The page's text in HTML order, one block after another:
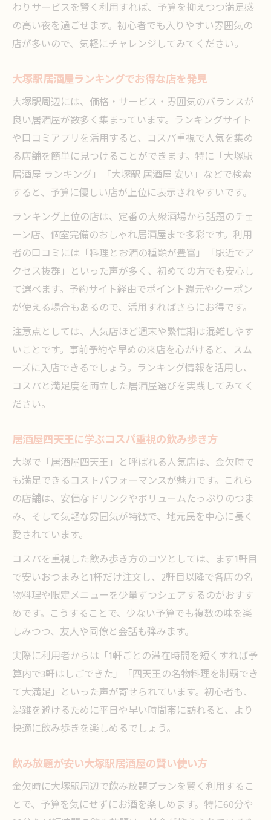
居酒屋チェーンのリアルな口コミ徹底検証
喫煙可居酒屋の評判を口コミからチェック
おしゃれ居酒屋の口コミで見逃せないポイ
ランキング常連の居酒屋を口コミで見極め
る
一人飲みにも嬉しい大塚駅居酒屋の魅力を探る
金欠でも一人で楽しめる居酒屋選び方
居酒屋個室で一人飲みを満喫するコツ
ランキング上位の居酒屋で一人飲み体験
安い居酒屋で一人飲みコスパを最重視
賢く楽しむ金欠時の居酒屋体験まとめ
大塚駅居酒屋で実践した節約飲みまとめ
金欠でも満足できる居酒屋の選び方総括
ランキングや口コミから学ぶ賢い飲み歩き
チェーン居酒屋の活用法とその魅力まとめ
個室居酒屋を上手に利用するための工夫
わりサービスを賢く利用すれば、予算を抑えつつ満足感
の高い夜を過ごせます。初心者でも入りやすい雰囲気の
店が多いので、気軽にチャレンジしてみてください。
大塚駅居酒屋ランキングでお得な店を発見
大塚駅周辺には、価格・サービス・雰囲気のバランスが
良い居酒屋が数多く集まっています。ランキングサイト
や口コミアプリを活用すると、コスパ重視で人気を集め
る店舗を簡単に見つけることができます。特に「大塚駅
居酒屋 ランキング」「大塚駅 居酒屋 安い」などで検索
すると、予算に優しい店が上位に表示されやすいです。
ランキング上位の店は、定番の大衆酒場から話題のチェ
ーン店、個室完備のおしゃれ居酒屋まで多彩です。利用
者の口コミには「料理とお酒の種類が豊富」「駅近でア
クセス抜群」といった声が多く、初めての方でも安心し
て選べます。予約サイト経由でポイント還元やクーポン
が使える場合もあるので、活用すればさらにお得です。
注意点としては、人気店ほど週末や繁忙期は混雑しやす
いことです。事前予約や早めの来店を心がけると、スム
ーズに入店できるでしょう。ランキング情報を活用し、
コスパと満足度を両立した居酒屋選びを実践してみてく
ださい。
居酒屋四天王に学ぶコスパ重視の飲み歩き方
大塚で「居酒屋四天王」と呼ばれる人気店は、金欠時で
も満足できるコストパフォーマンスが魅力です。これら
の店舗は、安価なドリンクやボリュームたっぷりのつま
み、そして気軽な雰囲気が特徴で、地元民を中心に長く
愛されています。
コスパを重視した飲み歩き方のコツとしては、まず1軒目
で安いおつまみと1杯だけ注文し、2軒目以降で各店の名
物料理や限定メニューを少量ずつシェアするのがおすす
めです。こうすることで、少ない予算でも複数の味を楽
しみつつ、友人や同僚と会話も弾みます。
実際に利用者からは「1軒ごとの滞在時間を短くすれば予
算内で3軒はしごできた」「四天王の名物料理を制覇でき
て大満足」といった声が寄せられています。初心者も、
混雑を避けるために平日や早い時間帯に訪れると、より
快適に飲み歩きを楽しめるでしょう。
飲み放題が安い大塚駅居酒屋の賢い使い方
金欠時に大塚駅周辺で飲み放題プランを賢く利用するこ
とで、予算を気にせずにお酒を楽しめます。特に60分や